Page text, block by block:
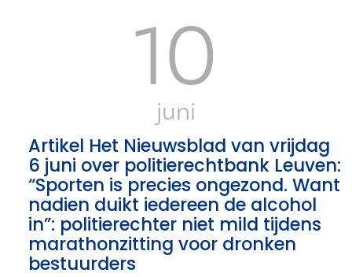
10
juni
Artikel Het Nieuwsblad van vrijdag
6 juni over politierechtbank Leuven:
“Sporten is precies ongezond. Want
nadien duikt iedereen de alcohol
in”: politierechter niet mild tijdens
marathonzitting voor dronken
bestuurders